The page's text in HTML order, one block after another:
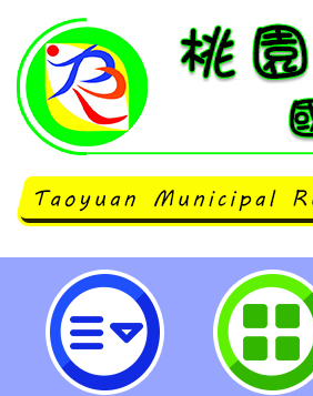
【九年級】9/13(三)
卡活動-桃園市立瑞坪